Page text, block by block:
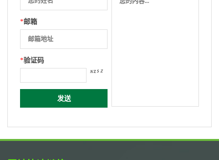
*邮箱
*验证码